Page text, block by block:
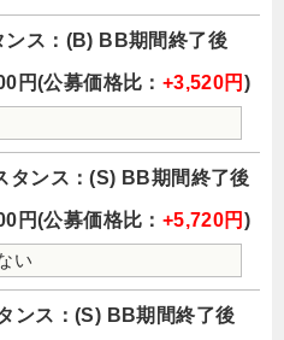
ス：(B) BB期間終了後
円(公募価格比： +3,520円 )
ンス：(S) BB期間終了後
円(公募価格比： +5,720円 )
い
ンス：(S) BB期間終了後